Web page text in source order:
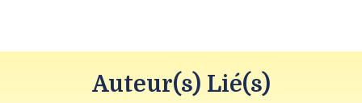
Auteur(s) Lié(s)